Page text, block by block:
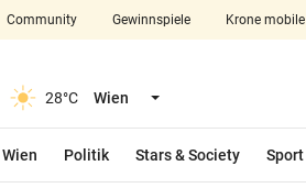
closeSchließen
arrow_right
Community Gewinnspiele Krone mobile
28°C Wien Menü aufklappen
Wien
Politik Stars & Society Sport